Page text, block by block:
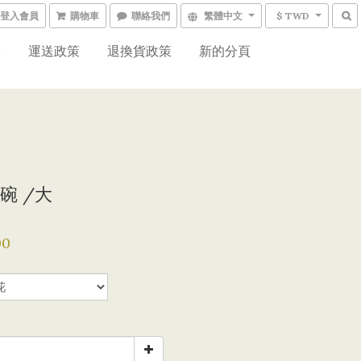
登入會員 購物車 聯絡我們 繁體中文 $ TWD
運送政策 退換貨政策 新的分頁
/大